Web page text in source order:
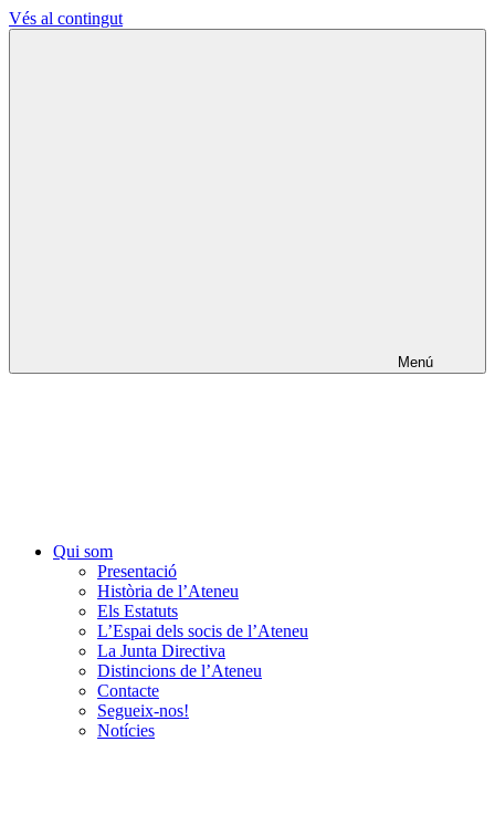
Vés al contingut
Menú
Qui som
Presentació
Història de l’Ateneu
Els Estatuts
L’Espai dels socis de l’Ateneu
La Junta Directiva
Distincions de l’Ateneu
Contacte
Segueix-nos!
Notícies